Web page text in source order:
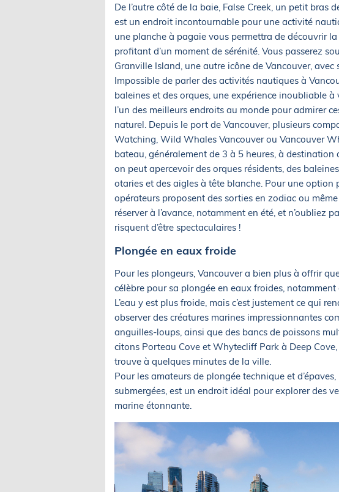
De l’autre côté de la baie, False Creek, un petit bras
est un endroit incontournable pour une activité
une planche à pagaie vous permettra de découvrir
profitant d’un moment de sérénité. Vous passerez
Granville Island, une autre icône de Vancouver, avec
Impossible de parler des activités nautiques à
baleines et des orques, une expérience inoubliable
l’un des meilleurs endroits au monde pour admirer
naturel. Depuis le port de Vancouver, plusieurs
Watching, Wild Whales Vancouver ou Vancouver
bateau, généralement de 3 à 5 heures, à destination
on peut apercevoir des orques résidents, des
otaries et des aigles à tête blanche. Pour une
opérateurs proposent des sorties en zodiac ou
réserver à l’avance, notamment en été, et n’oubliez
risquent d’être spectaculaires !
Plongée en eaux froide
Pour les plongeurs, Vancouver a bien plus à offrir
célèbre pour sa plongée en eaux froides,
L’eau y est plus froide, mais c’est justement ce qui
observer des créatures marines impressionnantes
anguilles-loups, ainsi que des bancs de poissons
citons Porteau Cove et Whytecliff Park à Deep
trouve à quelques minutes de la ville.
Pour les amateurs de plongée technique et
submergées, est un endroit idéal pour explorer des
marine étonnante.